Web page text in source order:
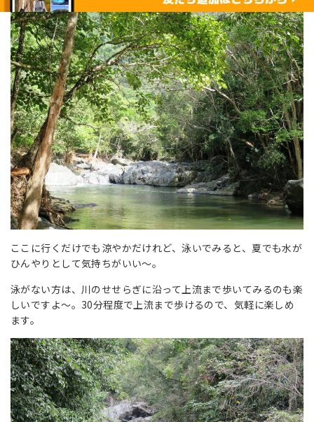
ここに行くだけでも涼やかだけれど、泳いでみると、夏でも水が
ひんやりとして気持ちがいい～。
泳がない方は、川のせせらぎに沿って上流まで歩いてみるのも楽
しいですよ～。30分程度で上流まで歩けるので、気軽に楽しめ
ます。